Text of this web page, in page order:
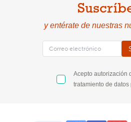
y entérate de nuestras
Acepto autorización
tratamiento de